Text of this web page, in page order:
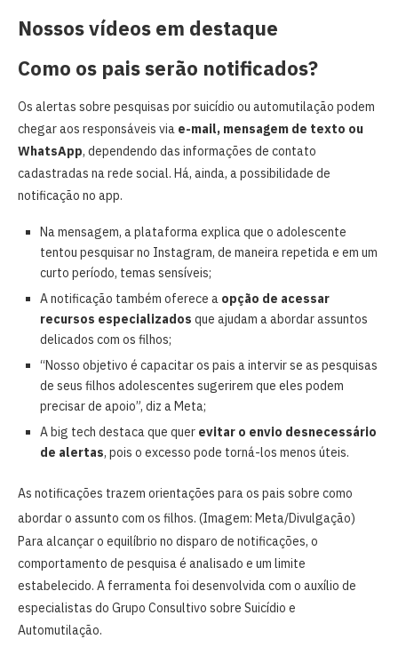
Nossos vídeos em destaque
Como os pais serão notificados?
Os alertas sobre pesquisas por suicídio ou automutilação podem
chegar aos responsáveis via e-mail, mensagem de texto ou
WhatsApp, dependendo das informações de contato
cadastradas na rede social. Há, ainda, a possibilidade de
notificação no app.
Na mensagem, a plataforma explica que o adolescente
tentou pesquisar no Instagram, de maneira repetida e em um
curto período, temas sensíveis;
A notificação também oferece a opção de acessar
recursos especializados que ajudam a abordar assuntos
delicados com os filhos;
“Nosso objetivo é capacitar os pais a intervir se as pesquisas
de seus filhos adolescentes sugerirem que eles podem
precisar de apoio”, diz a Meta;
A big tech destaca que quer evitar o envio desnecessário
de alertas, pois o excesso pode torná-los menos úteis.
As notificações trazem orientações para os pais sobre como
abordar o assunto com os filhos. (Imagem: Meta/Divulgação)
Para alcançar o equilíbrio no disparo de notificações, o
comportamento de pesquisa é analisado e um limite
estabelecido. A ferramenta foi desenvolvida com o auxílio de
especialistas do Grupo Consultivo sobre Suicídio e
Automutilação.